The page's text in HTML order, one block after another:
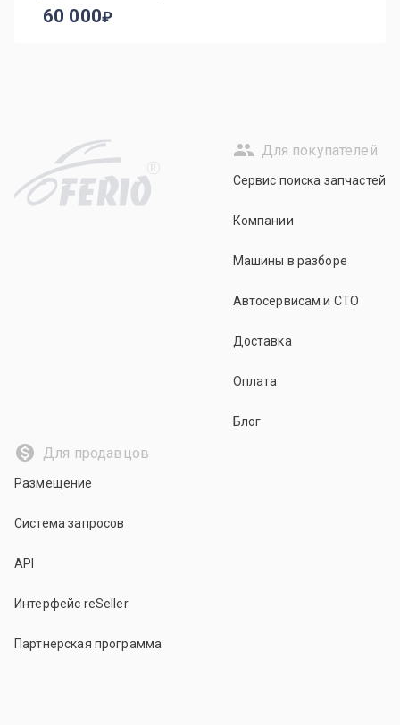
60 000
R
Для покупателей
Сервис поиска запчастей
Компании
Машины в разборе
Автосервисам и СТО
Доставка
Оплата
Блог
Для продавцов
Размещение
Система запросов
API
Интерфейс reSeller
Партнерская программа